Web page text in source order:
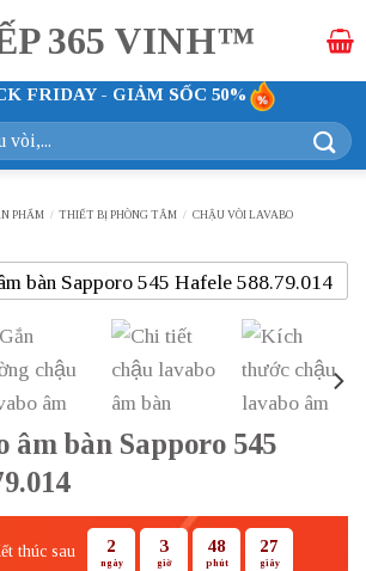
FRIDAY - GIẢM SỐC 50%
PHẨM / THIẾT BỊ PHÒNG TẮM / CHẬU VÒI LAVABO
âm bàn Sapporo 545
thúc sau 2
ngày
3
giờ
48
phút
27
giây